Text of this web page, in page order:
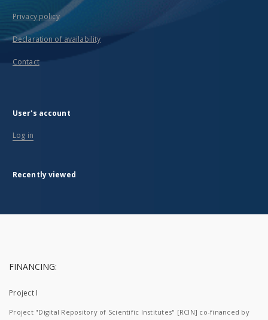
Privacy policy
Declaration of availability
Contact
User's account
Log in
Recently viewed
FINANCING:
Project I
Project "Digital Repository of Scientific Institutes" [RCIN] co-financed by